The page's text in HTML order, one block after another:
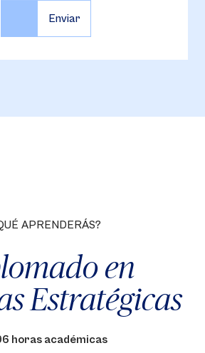
APRENDERÁS?
en
Estratégicas
horas académicas